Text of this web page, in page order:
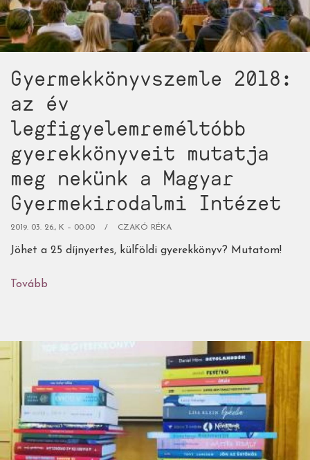
Gyermekkönyvszemle 2018:
az év
legfigyelemreméltóbb
gyerekkönyveit mutatja
meg nekünk a Magyar
Gyermekirodalmi Intézet
2019. 03. 26., K – 00:00 CZAKÓ RÉKA
Jöhet a 25 díjnyertes, külföldi gyerekkönyv? Mutatom!
Tovább
legfigyelemreméltóbb
mutatja
meg
nekünk
a
Magyar